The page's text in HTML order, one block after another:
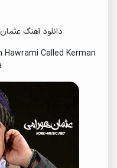
دانلود آهنگ
Called Kerman